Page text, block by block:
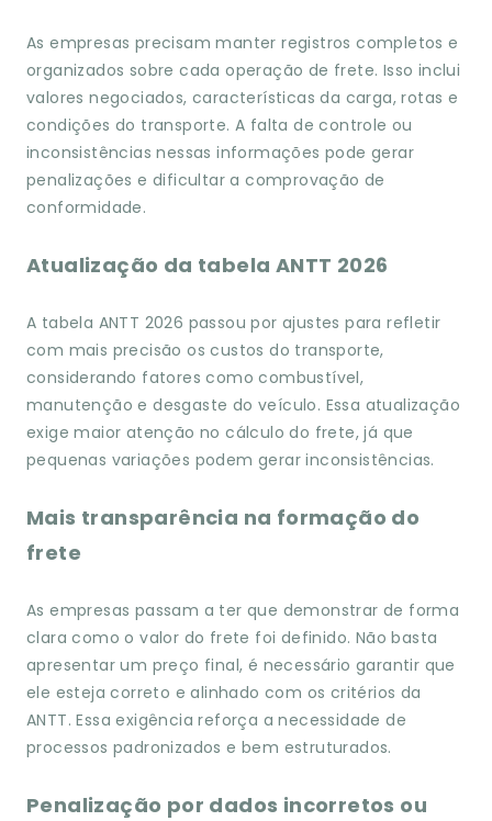
As empresas precisam manter registros completos e
organizados sobre cada operação de frete. Isso inclui
valores negociados, características da carga, rotas e
condições do transporte. A falta de controle ou
inconsistências nessas informações pode gerar
penalizações e dificultar a comprovação de
conformidade.
Atualização da tabela ANTT 2026
A tabela ANTT 2026 passou por ajustes para refletir
com mais precisão os custos do transporte,
considerando fatores como combustível,
manutenção e desgaste do veículo. Essa atualização
exige maior atenção no cálculo do frete, já que
pequenas variações podem gerar inconsistências.
Mais transparência na formação do
frete
As empresas passam a ter que demonstrar de forma
clara como o valor do frete foi definido. Não basta
apresentar um preço final, é necessário garantir que
ele esteja correto e alinhado com os critérios da
ANTT. Essa exigência reforça a necessidade de
processos padronizados e bem estruturados.
Penalização por dados incorretos ou